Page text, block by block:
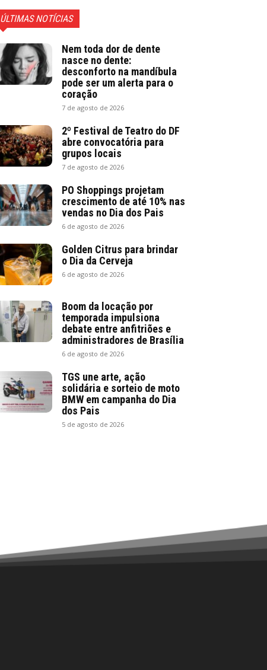
ÚLTIMAS NOTÍCIAS
Nem toda dor de dente
nasce no dente:
desconforto na mandíbula
pode ser um alerta para o
coração
7 de agosto de 2026
2º Festival de Teatro do DF
abre convocatória para
grupos locais
7 de agosto de 2026
PO Shoppings projetam
crescimento de até 10% nas
vendas no Dia dos Pais
6 de agosto de 2026
Golden Citrus para brindar
o Dia da Cerveja
6 de agosto de 2026
Boom da locação por
temporada impulsiona
debate entre anfitriões e
administradores de Brasília
6 de agosto de 2026
TGS une arte, ação
solidária e sorteio de moto
BMW em campanha do Dia
dos Pais
5 de agosto de 2026